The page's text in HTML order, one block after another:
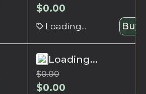
$0.00
Loading... Buy
Loading...
$0.00
$0.00